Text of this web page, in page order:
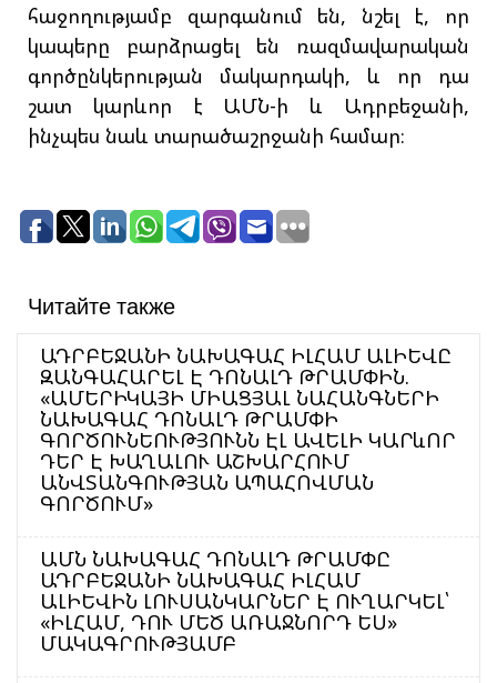
հաջողությամբ զարգանում են, նշել է, որ
կապերը բարձրացել են ռազմավարական
գործընկերության մակարդակի, և որ դա
շատ կարևոր է ԱՄՆ-ի և Ադրբեջանի,
ինչպես նաև տարածաշրջանի համար։
Читайте также
ԱԴՐԲԵՋԱՆԻ ՆԱԽԱԳԱՀ ԻԼՀԱՄ ԱԼԻԵՎԸ
ԶԱՆԳԱՀԱՐԵԼ Է ԴՈՆԱԼԴ ԹՐԱՄՓԻՆ.
«ԱՄԵՐԻԿԱՅԻ ՄԻԱՑՅԱԼ ՆԱՀԱՆԳՆԵՐԻ
ՆԱԽԱԳԱՀ ԴՈՆԱԼԴ ԹՐԱՄՓԻ
ԳՈՐԾՈՒՆԵՈՒԹՅՈՒՆՆ ԷԼ ԱՎԵԼԻ ԿԱՐևՈՐ
ԴԵՐ Է ԽԱՂԱԼՈՒ ԱՇԽԱՐՀՈՒՄ
ԱՆՎՏԱՆԳՈՒԹՅԱՆ ԱՊԱՀՈՎՄԱՆ
ԳՈՐԾՈՒՄ»
ԱՄՆ ՆԱԽԱԳԱՀ ԴՈՆԱԼԴ ԹՐԱՄՓԸ
ԱԴՐԲԵՋԱՆԻ ՆԱԽԱԳԱՀ ԻԼՀԱՄ
ԱԼԻԵՎԻՆ ԼՈՒՍԱՆԿԱՐՆԵՐ Է ՈՒՂԱՐԿԵԼ՝
«ԻԼՀԱՄ, ԴՈՒ ՄԵԾ ԱՌԱՋՆՈՐԴ ԵՍ»
ՄԱԿԱԳՐՈՒԹՅԱՄԲ